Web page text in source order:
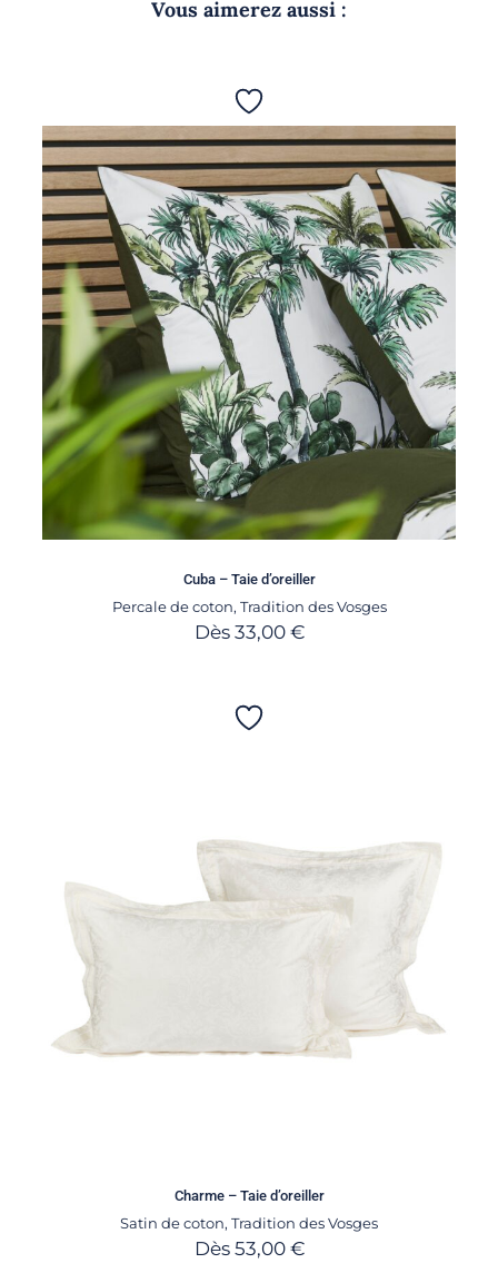
Vous aimerez aussi :
Cuba – Taie d’oreiller
Percale de coton, Tradition des Vosges
Dès 33,00 €
Charme – Taie d’oreiller
Satin de coton, Tradition des Vosges
Dès 53,00 €